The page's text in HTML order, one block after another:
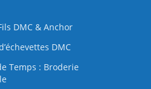
DMC & Anchor
DMC
Temps : Broderie